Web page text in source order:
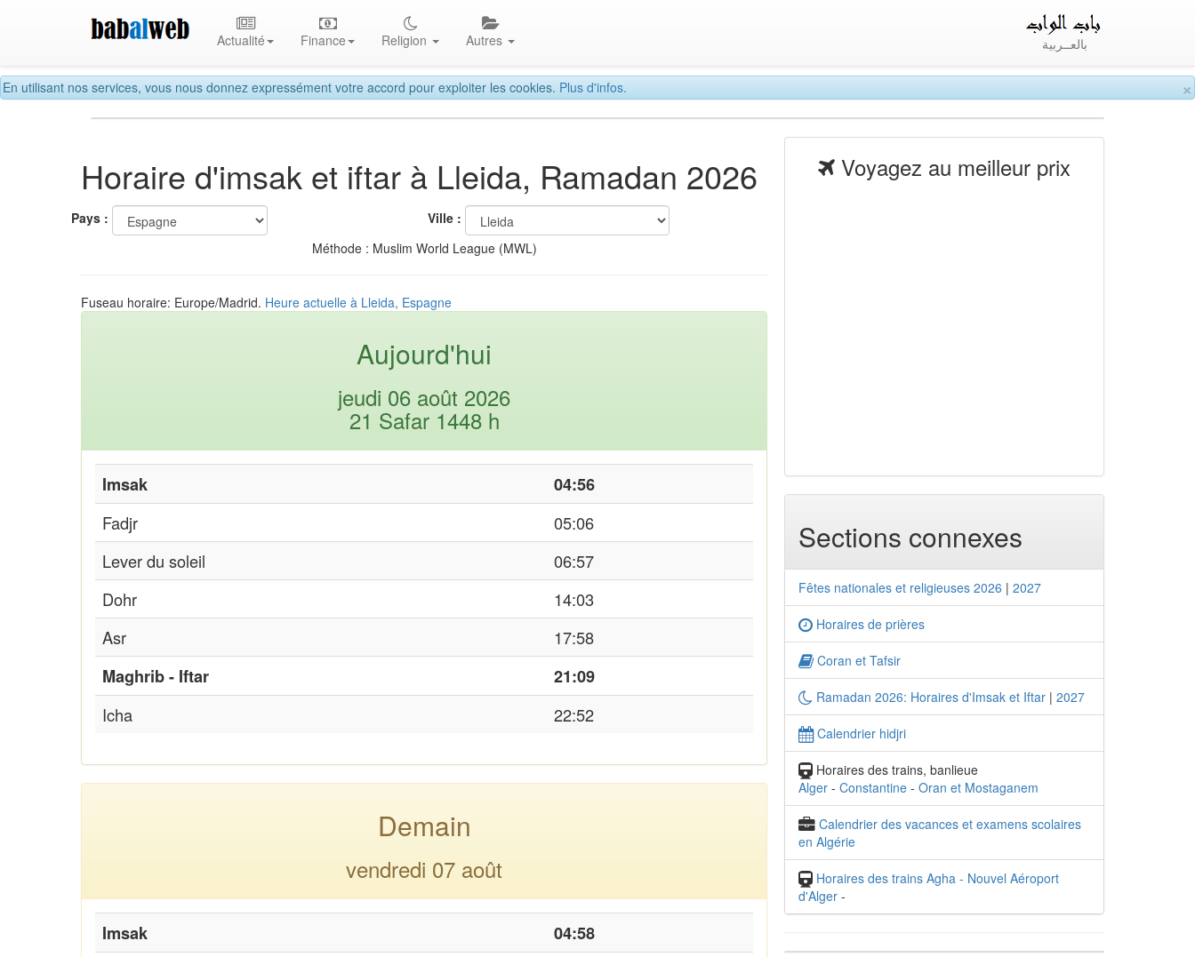
×
En utilisant nos services, vous nous donnez expressément votre accord pour exploiter les cookies. Plus d'infos.
Actualité Finance Religion Autres بالعــربية
Horaire d'imsak et iftar à Lleida, Ramadan 2026
Pays :
Ville :
Méthode : Muslim World League (MWL)
Fuseau horaire: Europe/Madrid. Heure actuelle à Lleida, Espagne
Aujourd'hui
jeudi 06 août 2026
21 Safar 1448 h
Imsak
04:56
Fadjr
05:06
Lever du soleil
06:57
Dohr
14:03
Asr
17:58
Maghrib - Iftar
21:09
Icha
22:52
Demain
vendredi 07 août
Imsak
04:58
Voyagez au meilleur prix
Sections connexes
Fêtes nationales et religieuses 2026 | 2027
Horaires de prières
Coran et Tafsir
Ramadan 2026: Horaires d'Imsak et Iftar | 2027
Calendrier hidjri
Horaires des trains, banlieue
Alger - Constantine - Oran et Mostaganem
Calendrier des vacances et examens scolaires
en Algérie
Horaires des trains Agha - Nouvel Aéroport
d'Alger -